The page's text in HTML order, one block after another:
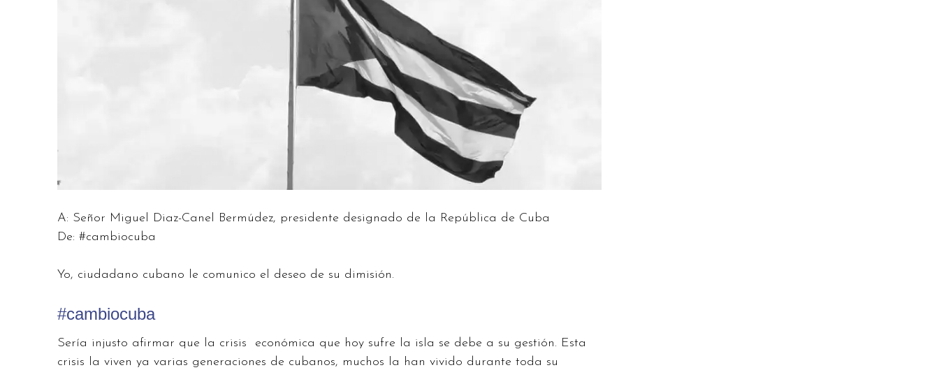
A: Señor Miguel Diaz-Canel Bermúdez, presidente designado de la República de Cuba
De: #cambiocuba
Yo, ciudadano cubano le comunico el deseo de su dimisión.
#cambiocuba
Sería injusto afirmar que la crisis económica que hoy sufre la isla se debe a su gestión. Esta
crisis la viven ya varias generaciones de cubanos, muchos la han vivido durante toda su